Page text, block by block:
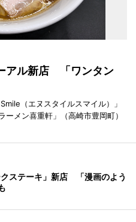
アル新店 「ワンタン
（エヌスタイルスマイル）」
ーメン喜重軒」（高崎市豊岡町）
ステーキ」新店 「漫画のよう